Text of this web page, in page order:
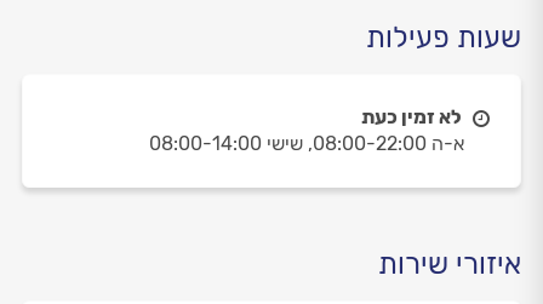
שעות פעילות
לא זמין כעת
א-ה 08:00-22:00,
שישי 08:00-14:00
איזורי שירות